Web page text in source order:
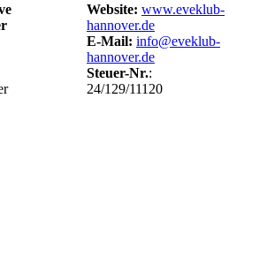
Website: www.eveklub-
hannover.de
E-Mail: info@eveklub-
hannover.de
Steuer-Nr.:
24/129/11120